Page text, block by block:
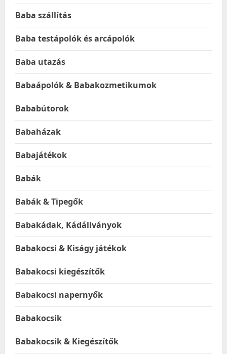
Baba szállítás
Baba testápolók és arcápolók
Baba utazás
Babaápolók & Babakozmetikumok
Bababútorok
Babaházak
Babajátékok
Babák
Babák & Tipegők
Babakádak, Kádállványok
Babakocsi & Kiságy játékok
Babakocsi kiegészítők
Babakocsi napernyők
Babakocsik
Babakocsik & Kiegészítők